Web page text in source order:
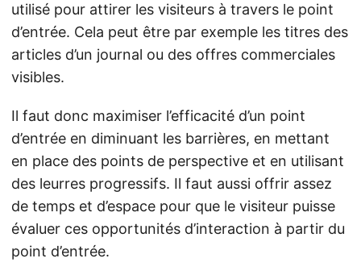
utilisé pour attirer les visiteurs à travers le point
d’entrée. Cela peut être par exemple les titres des
articles d’un journal ou des offres commerciales
visibles.
Il faut donc maximiser l’efficacité d’un point
d’entrée en diminuant les barrières, en mettant
en place des points de perspective et en utilisant
des leurres progressifs. Il faut aussi offrir assez
de temps et d’espace pour que le visiteur puisse
évaluer ces opportunités d’interaction à partir du
point d’entrée.